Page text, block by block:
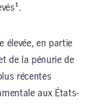
élevée, en partie
de la pénurie de
récentes
aux États-